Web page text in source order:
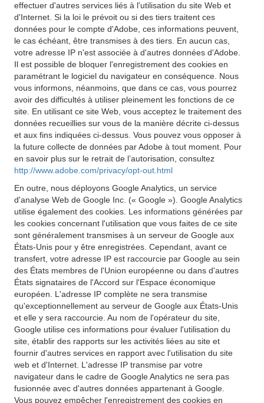
effectuer d'autres services liés à l'utilisation du site Web et
d'Internet. Si la loi le prévoit ou si des tiers traitent ces
données pour le compte d'Adobe, ces informations peuvent,
le cas échéant, être transmises à des tiers. En aucun cas,
votre adresse IP n'est associée à d'autres données d'Adobe.
Il est possible de bloquer l'enregistrement des cookies en
paramétrant le logiciel du navigateur en conséquence. Nous
vous informons, néanmoins, que dans ce cas, vous pourrez
avoir des difficultés à utiliser pleinement les fonctions de ce
site. En utilisant ce site Web, vous acceptez le traitement des
données recueillies sur vous de la manière décrite ci-dessus
et aux fins indiquées ci-dessus. Vous pouvez vous opposer à
la future collecte de données par Adobe à tout moment. Pour
en savoir plus sur le retrait de l’autorisation, consultez
http://www.adobe.com/privacy/opt-out.html
En outre, nous déployons Google Analytics, un service
d'analyse Web de Google Inc. (« Google »). Google Analytics
utilise également des cookies. Les informations générées par
les cookies concernant l'utilisation que vous faites de ce site
sont généralement transmises à un serveur de Google aux
États-Unis pour y être enregistrées. Cependant, avant ce
transfert, votre adresse IP est raccourcie par Google au sein
des États membres de l'Union européenne ou dans d'autres
États signataires de l'Accord sur l'Espace économique
européen. L'adresse IP complète ne sera transmise
qu'exceptionnellement au serveur de Google aux États-Unis
et elle y sera raccourcie. Au nom de l'opérateur du site,
Google utilise ces informations pour évaluer l'utilisation du
site, établir des rapports sur les activités liées au site et
fournir d'autres services en rapport avec l'utilisation du site
web et d'Internet. L'adresse IP transmise par votre
navigateur dans le cadre de Google Analytics ne sera pas
fusionnée avec d'autres données appartenant à Google.
Vous pouvez empêcher l'enregistrement des cookies en